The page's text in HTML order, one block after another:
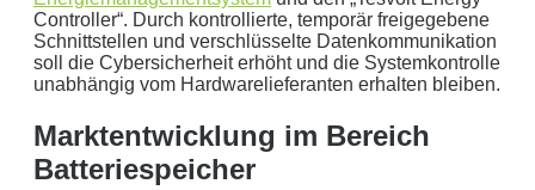
Tugenden.
Aus der Region, für die Region. Daher arbeiten wir
nur mit regionalen Partnern und exklusiv für unsere
Ihre Daten in guten Händen:
Controller“. Durch kontrollierte, temporär freigegebene
Schnittstellen und verschlüsselte Datenkommunikation
soll die Cybersicherheit erhöht und die Systemkontrolle
unabhängig vom Hardwarelieferanten erhalten bleiben.
Marktentwicklung im Bereich
Batteriespeicher